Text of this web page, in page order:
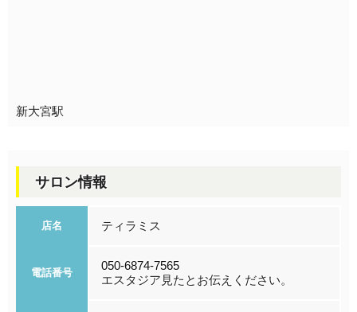
新大宮駅
サロン情報
店名 ティラミス
電話番号
050-6874-7565
エスタジア見たとお伝えください。